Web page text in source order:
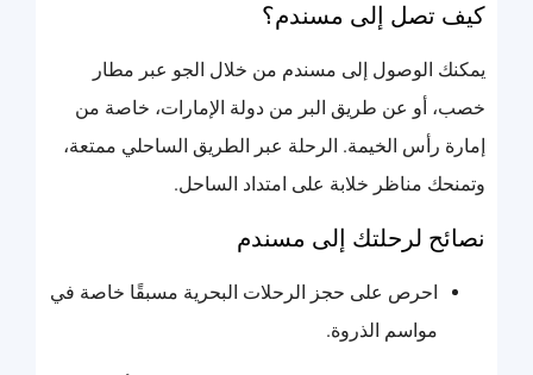
كيف تصل إلى مسندم؟
يمكنك الوصول إلى مسندم من خلال الجو عبر مطار
خصب، أو عن طريق البر من دولة الإمارات، خاصة من
إمارة رأس الخيمة. الرحلة عبر الطريق الساحلي ممتعة،
وتمنحك مناظر خلابة على امتداد الساحل.
نصائح لرحلتك إلى مسندم
احرص على حجز الرحلات البحرية مسبقًا خاصة في
مواسم الذروة.